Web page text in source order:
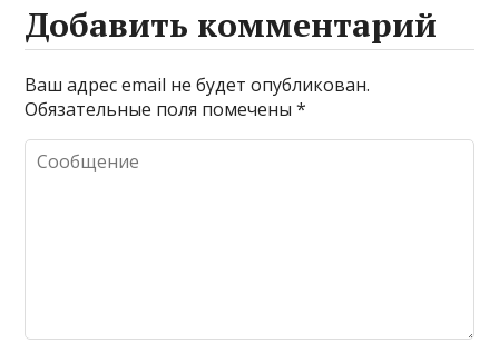
Добавить комментарий
Ваш адрес email не будет опубликован.
Обязательные поля помечены*